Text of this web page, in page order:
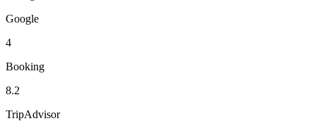
Google
4
Booking
8.2
TripAdvisor